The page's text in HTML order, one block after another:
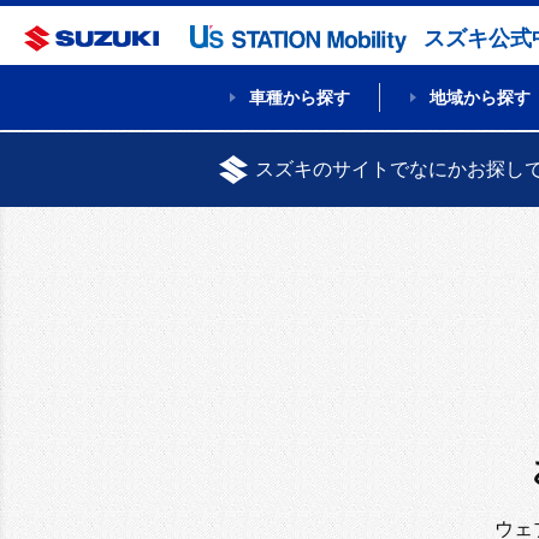
スズキ公式
車種から探す 地域から探す
スズキのサイトでなにかお探し
ウェ